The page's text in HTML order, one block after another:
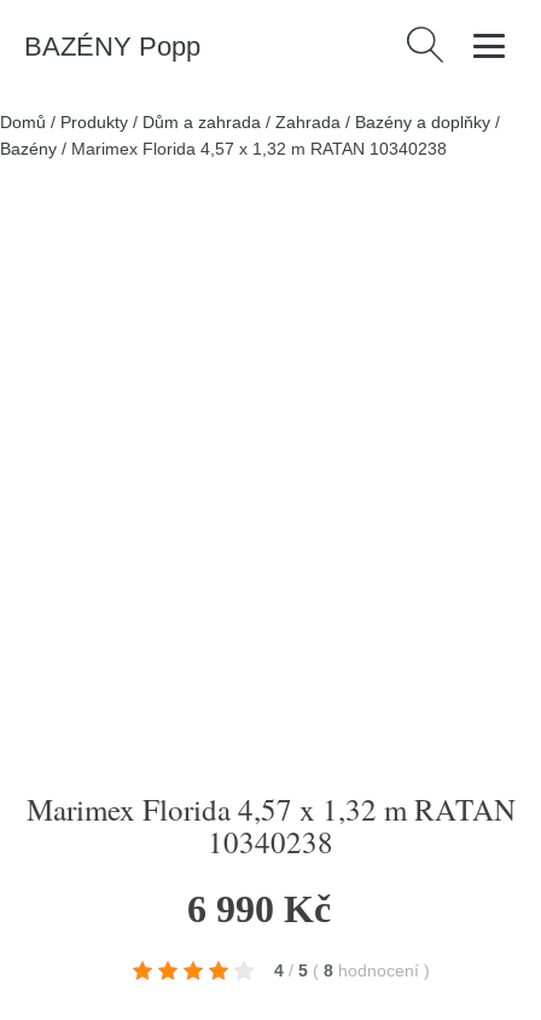
BAZÉNY Popp Vyhledávání
Domů / Produkty / Dům a zahrada / Zahrada / Bazény a doplňky /
Bazény / Marimex Florida 4,57 x 1,32 m RATAN 10340238
Marimex Florida 4,57 x 1,32 m RATAN
10340238
6 990 Kč
4 / 5 ( 8 hodnocení )